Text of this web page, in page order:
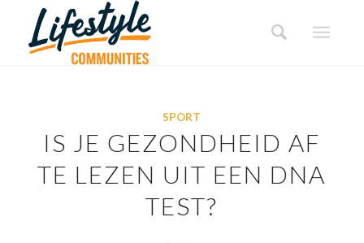
SPORT
IS JE GEZONDHEID AF
TE LEZEN UIT EEN DNA
TEST?